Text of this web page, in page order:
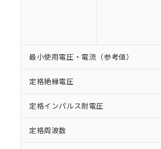
最小使用電圧・電流（参考値）
定格絶縁電圧
定格インパルス耐電圧
定格周波数